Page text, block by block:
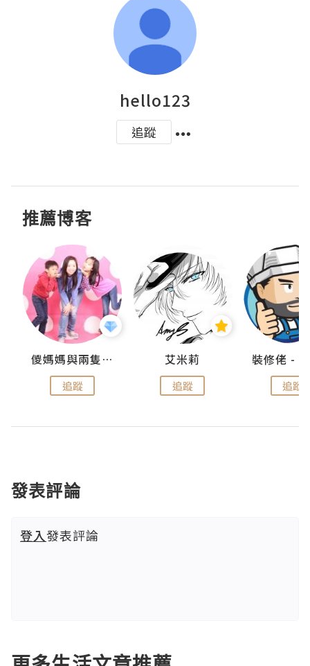
hello123
追蹤
推薦博客
儍媽媽與兩隻小魔怪之家
追蹤
艾米莉
追蹤 追蹤
發表評論
登入發表評論